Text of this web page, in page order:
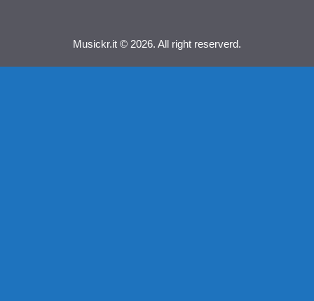
Musickr.it © 2026. All right reserverd.